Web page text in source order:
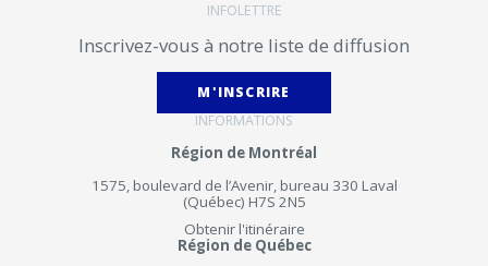
INFOLETTRE
Inscrivez-vous à notre liste de diffusion
M'INSCRIRE
INFORMATIONS
Région de Montréal
1575, boulevard de l’Avenir, bureau 330 Laval
(Québec) H7S 2N5
Obtenir l'itinéraire
Région de Québec